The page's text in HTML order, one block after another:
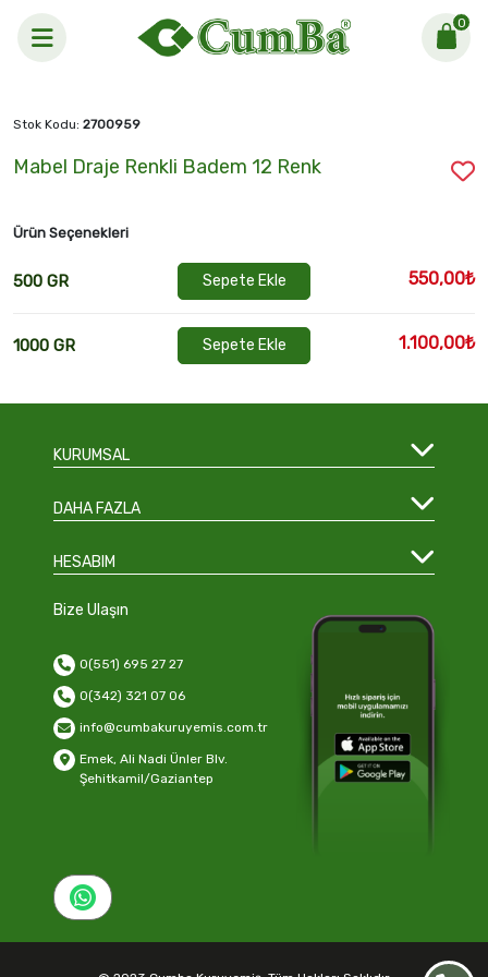
0
Mabel Draje Renkli Badem 12 Renk
Stok Kodu: 2700959
Mabel Draje Renkli Badem 12 Renk
Ürün Seçenekleri
500 GR Sepete Ekle 550,00₺
1000 GR Sepete Ekle 1.100,00₺
KURUMSAL
DAHA FAZLA
HESABIM
Bize Ulaşın
0(551) 695 27 27
0(342) 321 07 06
info@cumbakuruyemis.com.tr
Emek, Ali Nadi Ünler Blv.
Şehitkamil/Gaziantep